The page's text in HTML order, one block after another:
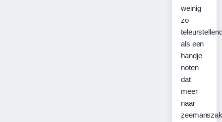
weinig
zo
als een
handje
noten
dat
meer
naar